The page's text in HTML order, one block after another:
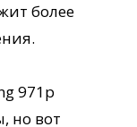
более
971p
но вот